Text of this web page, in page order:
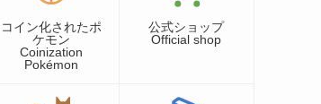
コイン化されたポ
ケモン
Coinization
Pokémon
公式ショップ
Official shop